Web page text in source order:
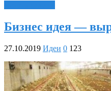
Бизнес идея —
27.10.2019 Идеи 0 123